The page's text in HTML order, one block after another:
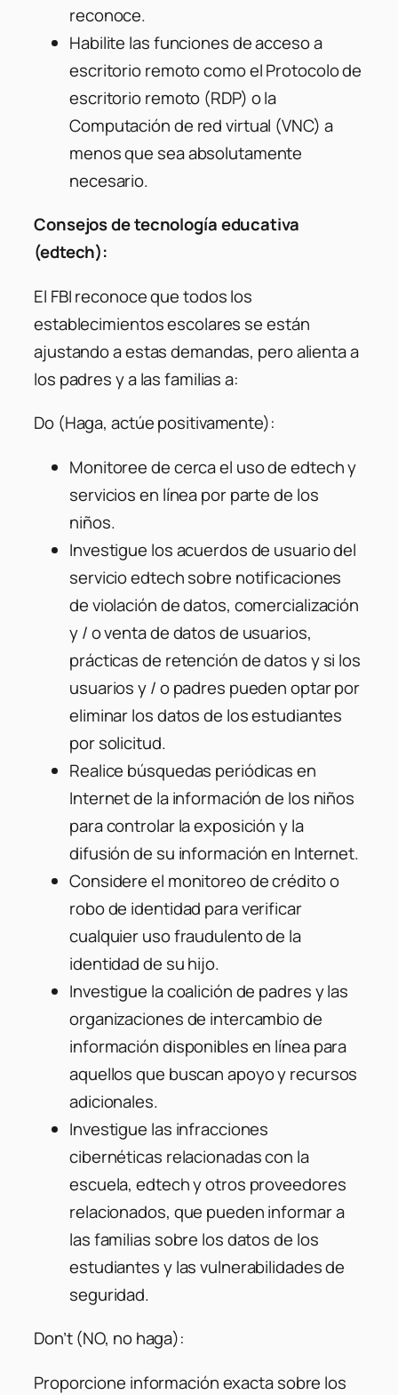
reconoce.
Habilite las funciones de acceso a
escritorio remoto como el Protocolo de
escritorio remoto (RDP) o la
Computación de red virtual (VNC) a
menos que sea absolutamente
necesario.
Consejos de tecnología educativa
(edtech):
El FBI reconoce que todos los
establecimientos escolares se están
ajustando a estas demandas, pero alienta a
los padres y a las familias a:
Do (Haga, actúe positivamente):
Monitoree de cerca el uso de edtech y
servicios en línea por parte de los
niños.
Investigue los acuerdos de usuario del
servicio edtech sobre notificaciones
de violación de datos, comercialización
y / o venta de datos de usuarios,
prácticas de retención de datos y si los
usuarios y / o padres pueden optar por
eliminar los datos de los estudiantes
por solicitud.
Realice búsquedas periódicas en
Internet de la información de los niños
para controlar la exposición y la
difusión de su información en Internet.
Considere el monitoreo de crédito o
robo de identidad para verificar
cualquier uso fraudulento de la
identidad de su hijo.
Investigue la coalición de padres y las
organizaciones de intercambio de
información disponibles en línea para
aquellos que buscan apoyo y recursos
adicionales.
Investigue las infracciones
cibernéticas relacionadas con la
escuela, edtech y otros proveedores
relacionados, que pueden informar a
las familias sobre los datos de los
estudiantes y las vulnerabilidades de
seguridad.
Don’t (NO, no haga):
Proporcione información exacta sobre los